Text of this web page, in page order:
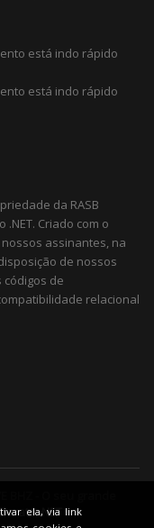
está indo rápido
está indo rápido
da RASB
Criado com o
assinantes, na
de nossos
de
relacional
.NET
ela, via link